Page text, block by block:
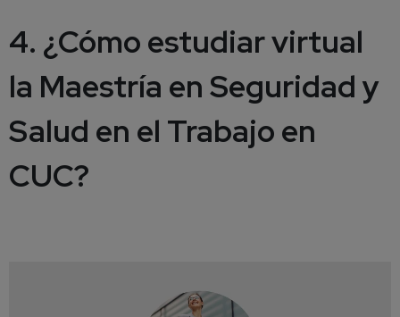
4. ¿Cómo estudiar virtual
la Maestría en Seguridad y
Salud en el Trabajo en
CUC?